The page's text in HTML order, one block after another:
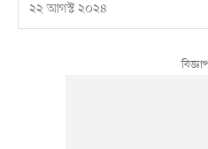
২২ আগস্ট ২০২৪